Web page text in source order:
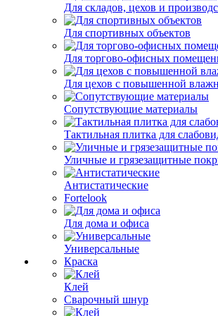
Для складов, цехов и
Для спортивных объектов
Для торгово-офисных
Для цехов с повышенной
Сопутствующие материалы
Тактильная плитка для
Уличные и грязезащитные
Антистатические
Fortelook
Для дома и офиса
Универсальные
Краска
Клей
Сварочный шнур